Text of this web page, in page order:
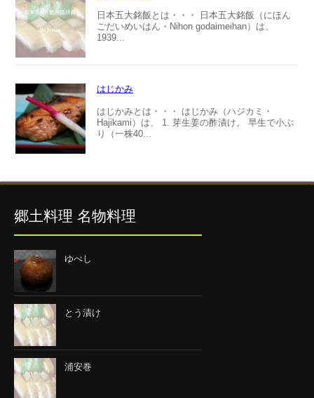
日本五大銘飯とは・・・ 日本五大銘飯（にほん
ごだいめいはん・Nihon godaimeihan）は、
1939...
はじかみ
はじかみとは・・・ はじかみ（ハジカミ・
Hajikami）は、 1. 芽生姜の酢漬け。 早生で小ぶ
り（一株40...
郷土料理 名物料理
ゆべし
とう漬け
浦安巻